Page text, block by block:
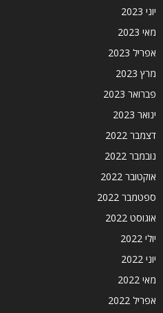
יוני 2023
מאי 2023
אפריל 2023
מרץ 2023
פברואר 2023
ינואר 2023
דצמבר 2022
נובמבר 2022
אוקטובר 2022
ספטמבר 2022
אוגוסט 2022
יולי 2022
יוני 2022
מאי 2022
אפריל 2022